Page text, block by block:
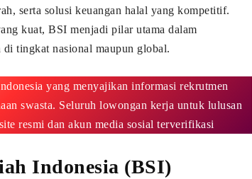
serta solusi keuangan halal yang kompetitif.
kuat, BSI menjadi pilar utama dalam
tingkat nasional maupun global.
yang menyajikan informasi rekrutmen
swasta. Seluruh lowongan kerja untuk lulusan
resmi dan akun media sosial terverifikasi
Indonesia (BSI)